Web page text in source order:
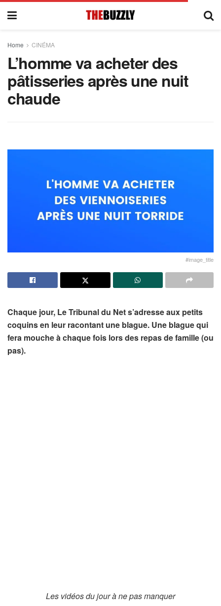
Home CINÉMA
L’homme va acheter des
pâtisseries après une nuit
chaude
#image_title
Chaque jour, Le Tribunal du Net s’adresse aux petits
coquins en leur racontant une blague. Une blague qui
fera mouche à chaque fois lors des repas de famille (ou
pas).
Les vidéos du jour à ne pas manquer